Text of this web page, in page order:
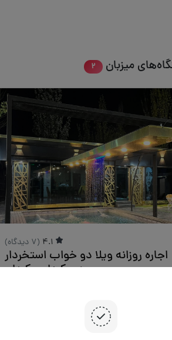
میزبان 2
(7 دیدگاه)
اجاره روزانه ویلا دو خواب استخردار
حمیدی کردان - کردان
/ هرشب